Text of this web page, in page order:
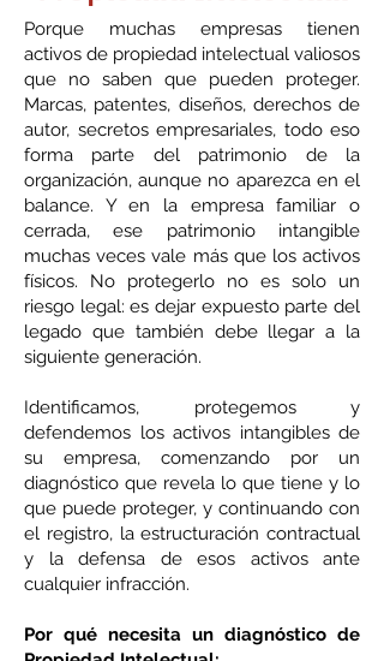
Porque muchas empresas tienen
activos de propiedad intelectual valiosos
que no saben que pueden proteger.
Marcas, patentes, diseños, derechos de
autor, secretos empresariales, todo eso
forma parte del patrimonio de la
organización, aunque no aparezca en el
balance. Y en la empresa familiar o
cerrada, ese patrimonio intangible
muchas veces vale más que los activos
físicos. No protegerlo no es solo un
riesgo legal: es dejar expuesto parte del
legado que también debe llegar a la
siguiente generación.
Identificamos, protegemos y
defendemos los activos intangibles de
su empresa, comenzando por un
diagnóstico que revela lo que tiene y lo
que puede proteger, y continuando con
el registro, la estructuración contractual
y la defensa de esos activos ante
cualquier infracción.
Por qué necesita un diagnóstico de